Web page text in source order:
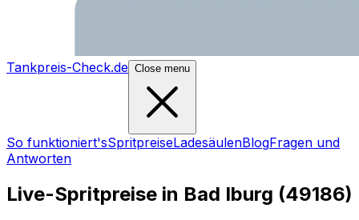
Tankpreis-Check.de Close menu
So funktioniert'sSpritpreiseLadesäulenBlogFragen und
Antworten
Live-Spritpreise in Bad Iburg (49186)